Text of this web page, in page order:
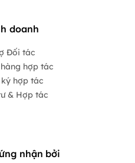
doanh
Đối tác
hợp tác
hợp tác
& Hợp tác
nhận bởi